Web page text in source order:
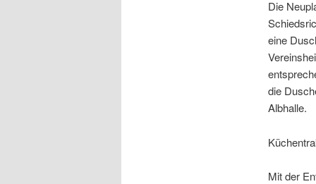
Die
eine
die
Albhalle.
Mit der